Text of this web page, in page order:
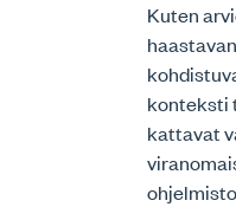
Kuten
konteksti
kattavat